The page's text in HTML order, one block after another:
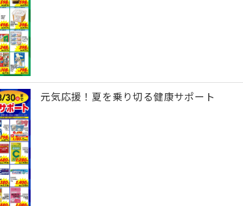
元気応援！夏を乗り切る健康サポート